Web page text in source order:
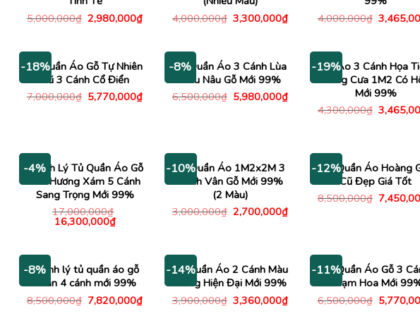
5,720,000₫.
5,000,000₫ Giá
gốc
2,980,000₫Giá
2,980,000₫.
4,000,000₫ Giá
gốc
3,300,000₫Giá
3,300,000₫.
4,000,000₫ Giá
gốc
-18%
Tủ Quần Áo Gỗ Tự Nhiên
Cũ 3 Cánh Cổ Điển
7,000,000₫ Giá
gốc
5,770,000₫Giá
-8%
Tủ Quần Áo 3 Cánh Lùa
Màu Nâu Gỗ Mới 99%
6,500,000₫ Giá
gốc
5,980,000₫Giá
-19%
Tủ Áo 3 Cánh Họa
Răng Cưa 1M2 Có
Mới 99%
4,300,000₫ Giá
gốc
-4%
Thanh Lý Tủ Quần Áo Gỗ
Phủ Hương Xám 5 Cánh
Sang Trọng Mới 99%
17,000,000₫
Giá
gốc
16,300,000₫Giá
hiện
16,300,000₫.
-10%
Tủ Quần Áo 1M2x2M 3
Cánh Vân Gỗ Mới 99%
(2 Màu)
3,000,000₫ Giá
gốc
2,700,000₫Giá
-12%
Tủ Quần Áo Hoàng
Cũ Đẹp Giá Tốt
8,500,000₫ Giá
gốc
-8%
Thanh lý tủ quần áo gỗ
xoan 4 cánh mới 99%
8,500,000₫ Giá
gốc
7,820,000₫Giá
-14%
Tủ Quần Áo 2 Cánh Màu
Trắng Hiện Đại Mới 99%
3,900,000₫ Giá
gốc
3,360,000₫Giá
-11%
Tủ Quần Áo Gỗ 3
Chạm Hoa Mới
6,500,000₫ Giá
gốc